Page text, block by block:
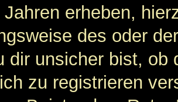
Jahren erheben,
des oder
dir unsicher bist, ob
zu registrieren